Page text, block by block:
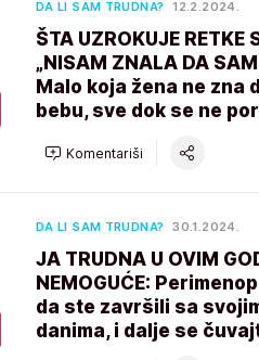
DA LI SAM TRUDNA? 12.2.2024.
ŠTA UZROKUJE RETKE
„NISAM ZNALA DA SAM
Malo koja žena ne zna
bebu, sve dok se ne
Komentariši
DA LI SAM TRUDNA? 30.1.2024.
JA TRUDNA U OVIM
NEMOGUĆE:
da ste završili sa
danima, i dalje se